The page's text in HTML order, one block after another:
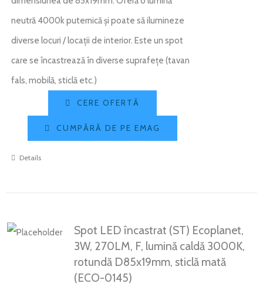
neutră 4000k puternică și poate să ilumineze
diverse locuri / locații de interior. Este un spot
care se încastrează în diverse suprafețe (tavan
fals, mobilă, sticlă etc.)
CERE OFERTĂ
CUMPĂRĂ DE PE EMAG
Details
Spot LED încastrat (ST) Ecoplanet,
3W, 270LM, F, lumină caldă 3000K,
rotundă D85x19mm, sticlă mată
(ECO-0145)